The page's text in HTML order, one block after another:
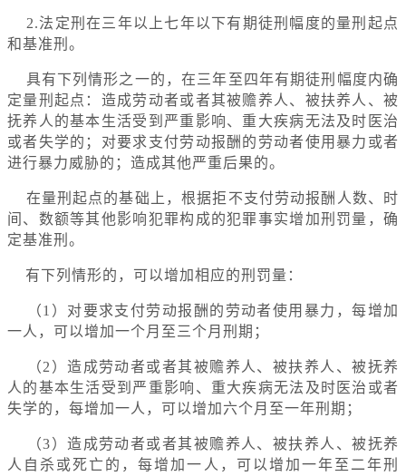
2.法定刑在三年以上七年以下有期徒刑幅度的量刑起点
和基准刑。
具有下列情形之一的，在三年至四年有期徒刑幅度内确
定量刑起点：造成劳动者或者其被赡养人、被扶养人、被
抚养人的基本生活受到严重影响、重大疾病无法及时医治
或者失学的；对要求支付劳动报酬的劳动者使用暴力或者
进行暴力威胁的；造成其他严重后果的。
在量刑起点的基础上，根据拒不支付劳动报酬人数、时
间、数额等其他影响犯罪构成的犯罪事实增加刑罚量，确
定基准刑。
有下列情形的，可以增加相应的刑罚量：
（1）对要求支付劳动报酬的劳动者使用暴力，每增加
一人，可以增加一个月至三个月刑期；
（2）造成劳动者或者其被赡养人、被扶养人、被抚养
人的基本生活受到严重影响、重大疾病无法及时医治或者
失学的，每增加一人，可以增加六个月至一年刑期；
（3）造成劳动者或者其被赡养人、被扶养人、被抚养
人自杀或死亡的，每增加一人，可以增加一年至二年刑